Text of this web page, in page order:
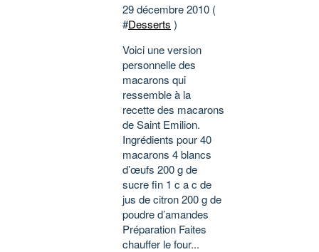
29 décembre 2010 (
#Desserts )
Voici une version
personnelle des
macarons qui
ressemble à la
recette des macarons
de Saint Emilion.
Ingrédients pour 40
macarons 4 blancs
d’œufs 200 g de
sucre fin 1 c a c de
jus de citron 200 g de
poudre d’amandes
Préparation Faites
chauffer le four...